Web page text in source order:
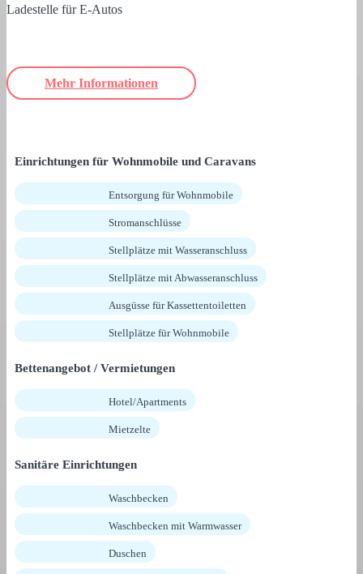
Ladestelle für E-Autos
Mehr Informationen
Einrichtungen für Wohnmobile und Caravans
Entsorgung für Wohnmobile
Stromanschlüsse
Stellplätze mit Wasseranschluss
Stellplätze mit Abwasseranschluss
Ausgüsse für Kassettentoiletten
Stellplätze für Wohnmobile
Bettenangebot / Vermietungen
Hotel/Apartments
Mietzelte
Sanitäre Einrichtungen
Waschbecken
Waschbecken mit Warmwasser
Duschen